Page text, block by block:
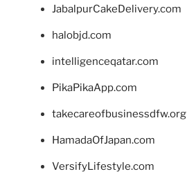
JabalpurCakeDelivery.com
halobjd.com
intelligenceqatar.com
PikaPikaApp.com
takecareofbusinessdfw.org
HamadaOfJapan.com
VersifyLifestyle.com